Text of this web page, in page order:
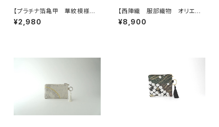
【プラチナ箔亀甲 華紋模様
シルク帯リメイク ミニポーチ】
カードケース、ポーチ小さめ、ジ
¥2,980
【西陣織 服部織物 オリエン
ト更紗 華紋様 薄グリーン・シ
ルバー シルク帯リメイク トー
¥8,900